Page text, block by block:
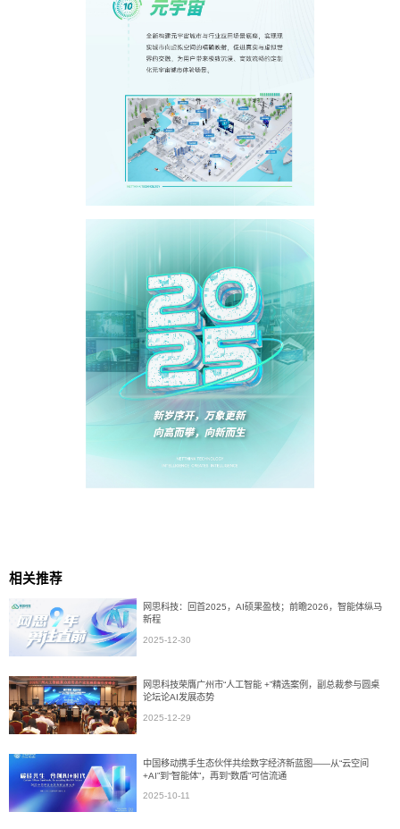
相关推荐
网思科技：回首2025，AI硕果盈枝；前瞻2026，智能体纵马
新程
2025-12-30
网思科技荣膺广州市“人工智能 +”精选案例，副总裁参与圆桌
论坛论AI发展态势
2025-12-29
中国移动携手生态伙伴共绘数字经济新蓝图——从“云空间
+AI”到“智能体”，再到“数盾”可信流通
2025-10-11